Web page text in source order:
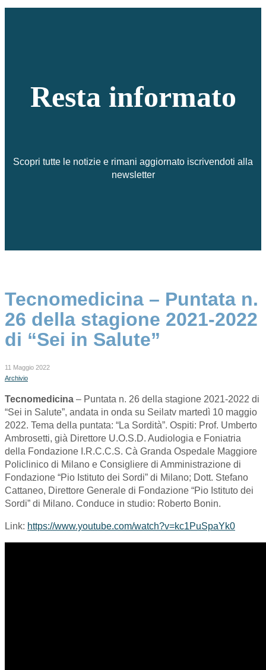
Resta informato
Scopri tutte le notizie e rimani aggiornato iscrivendoti alla
newsletter
Tecnomedicina – Puntata n.
26 della stagione 2021-2022
di “Sei in Salute”
11 Maggio 2022
Archivio
Tecnomedicina – Puntata n. 26 della stagione 2021-2022 di
“Sei in Salute”, andata in onda su Seilatv martedì 10 maggio
2022. Tema della puntata: “La Sordità”. Ospiti: Prof. Umberto
Ambrosetti, già Direttore U.O.S.D. Audiologia e Foniatria
della Fondazione I.R.C.C.S. Cà Granda Ospedale Maggiore
Policlinico di Milano e Consigliere di Amministrazione di
Fondazione “Pio Istituto dei Sordi” di Milano; Dott. Stefano
Cattaneo, Direttore Generale di Fondazione “Pio Istituto dei
Sordi” di Milano. Conduce in studio: Roberto Bonin.
Link: https://www.youtube.com/watch?v=kc1PuSpaYk0